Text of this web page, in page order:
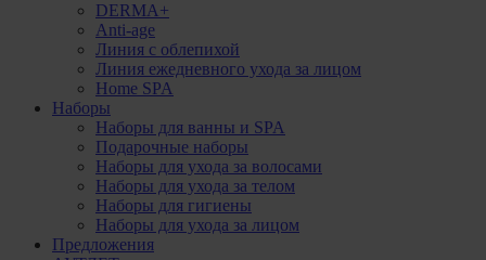
DERMA+
Anti-age
Линия с облепихой
Линия ежедневного ухода за лицом
Home SPA
Наборы
Наборы для ванны и SPA
Подарочные наборы
Наборы для ухода за волосами
Наборы для ухода за телом
Наборы для гигиены
Наборы для ухода за лицом
Предложения